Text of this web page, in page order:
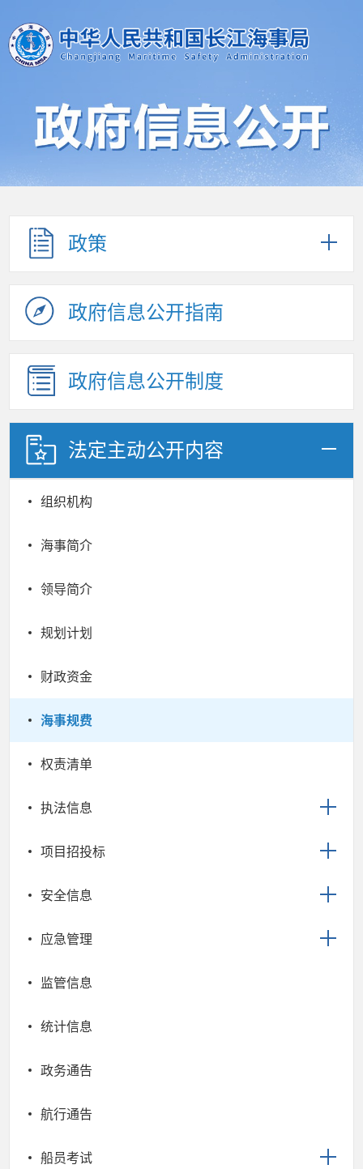
政策
政府信息公开指南
政府信息公开制度
法定主动公开内容
组织机构
海事简介
领导简介
规划计划
财政资金
海事规费
权责清单
执法信息
项目招投标
安全信息
应急管理
监管信息
统计信息
政务通告
航行通告
船员考试